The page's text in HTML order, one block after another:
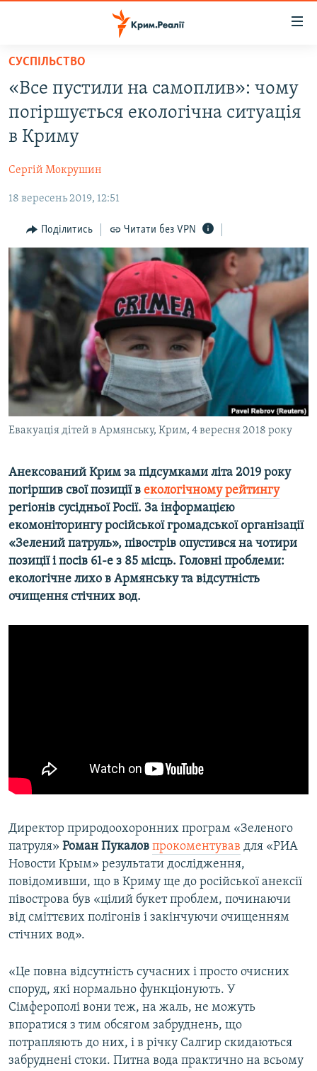
Перейти
основного
матеріалу
Перейти
до
основної
навігації
Перейти
пошуку
ВОДА.КРИМ
ВІДЕО ТА ФОТО
БЛОГИ
ПОГЛЯД
ІНТЕРВ'Ю
ВСЕ ЗА ДЕНЬ
СПЕЦПРОЕКТИ
ДЕПОРТАЦІЯ
ВІДЕОУРОКИ «ELIFBE»
СВІДЧЕННЯ ОКУПАЦІЇ
УКРАЇНСЬКА ПРОБЛЕМА КРИМУ
ІНФОГРАФІКА
ЯК ОБІЙТИ БЛОКУВАННЯ
Русский
Qırımtatar
ДОЛУЧАЙСЯ!
Усі сайти RFE/RL
СУСПІЛЬСТВО
«Все пустили на самоплив»: чому
погіршується екологічна ситуація
в Криму
Сергій Мокрушин
18 вересень 2019, 12:51
Поділитись Читати без VPN
Евакуація дітей в Армянську, Крим, 4 вересня 2018 року
Анексований Крим за підсумками літа 2019 року
погіршив свої позиції в екологічному рейтингу
регіонів сусідньої Росії. За інформацією
екомоніторингу російської громадської організації
«Зелений патруль», півострів опустився на чотири
позиції і посів 61-е з 85 місць. Головні проблеми:
екологічне лихо в Армянську та відсутність
очищення стічних вод.
Директор природоохоронних програм «Зеленого
патруля» Роман Пукалов прокоментував для «РИА
Новости Крым» результати дослідження,
повідомивши, що в Криму ще до російської анексії
півострова був «цілий букет проблем, починаючи
від сміттєвих полігонів і закінчуючи очищенням
стічних вод».
«Це повна відсутність сучасних і просто очисних
споруд, які нормально функціонують. У
Сімферополі вони теж, на жаль, не можуть
впоратися з тим обсягом забруднень, що
потрапляють до них, і в річку Салгир скидаються
забруднені стоки. Питна вода практично на всьому